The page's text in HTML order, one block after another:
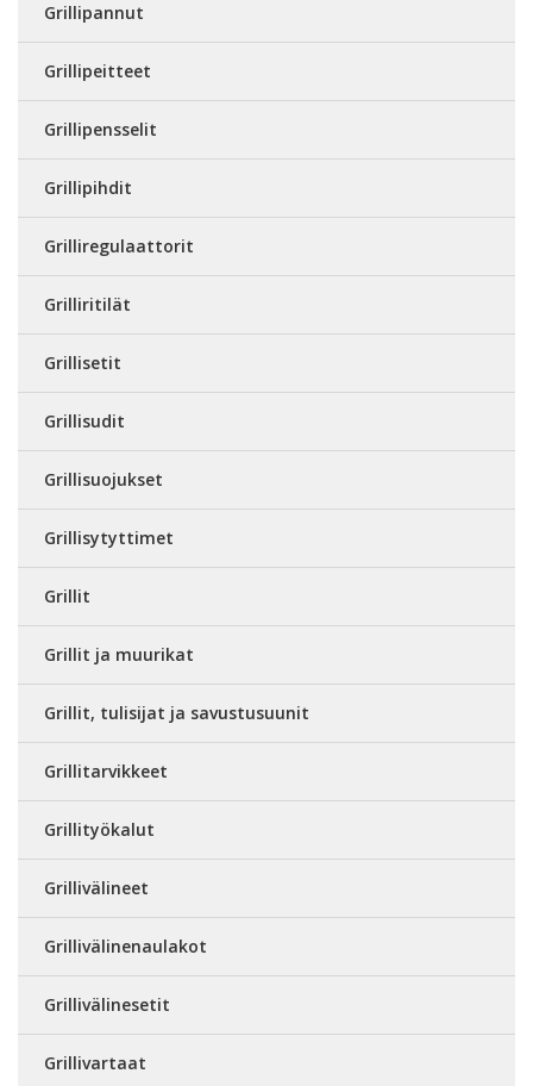
Grillipannut
Grillipeitteet
Grillipensselit
Grillipihdit
Grilliregulaattorit
Grilliritilät
Grillisetit
Grillisudit
Grillisuojukset
Grillisytyttimet
Grillit
Grillit ja muurikat
Grillit, tulisijat ja savustusuunit
Grillitarvikkeet
Grillityökalut
Grillivälineet
Grillivälinenaulakot
Grillivälinesetit
Grillivartaat